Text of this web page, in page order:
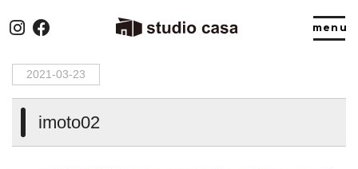
HOME imoto02
2021-03-23
imoto02